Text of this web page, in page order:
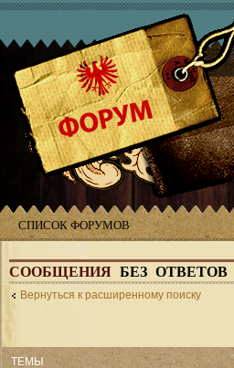
СПИСОК ФОРУМОВ
СООБЩЕНИЯ БЕЗ ОТВЕТОВ
Вернуться к расширенному поиску
ТЕМЫ